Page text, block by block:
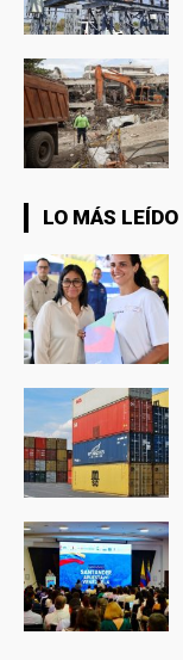
LO MÁS LEÍDO